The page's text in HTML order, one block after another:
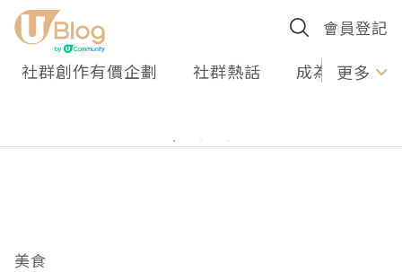
會員登記
社群創作有價企劃 社群熱話 成為U更多
美食